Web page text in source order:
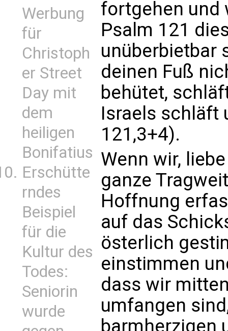
Werbung
für
Christoph
er Street
Day mit
dem
heiligen
Bonifatius
Erschütte
rndes
Beispiel
für die
Kultur des
Todes:
Seniorin
wurde
fortgehen und
Psalm 121
unüberbietbar
deinen Fuß
behütet,
Israels schläft
121,3+4).
Wenn wir,
ganze
Hoffnung
auf das
österlich
einstimmen
dass wir
umfangen
barmherzigen